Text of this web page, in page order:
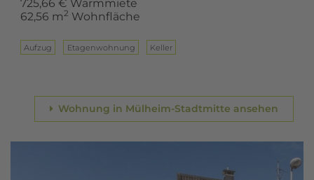
725,66 € Warmmiete
62,56 m2 Wohnfläche
Aufzug Eta­gen­woh­nung Keller
Wohnung in Mülheim-Stadtmitte ansehen